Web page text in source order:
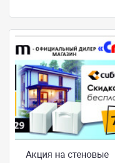
Акция на стеновые